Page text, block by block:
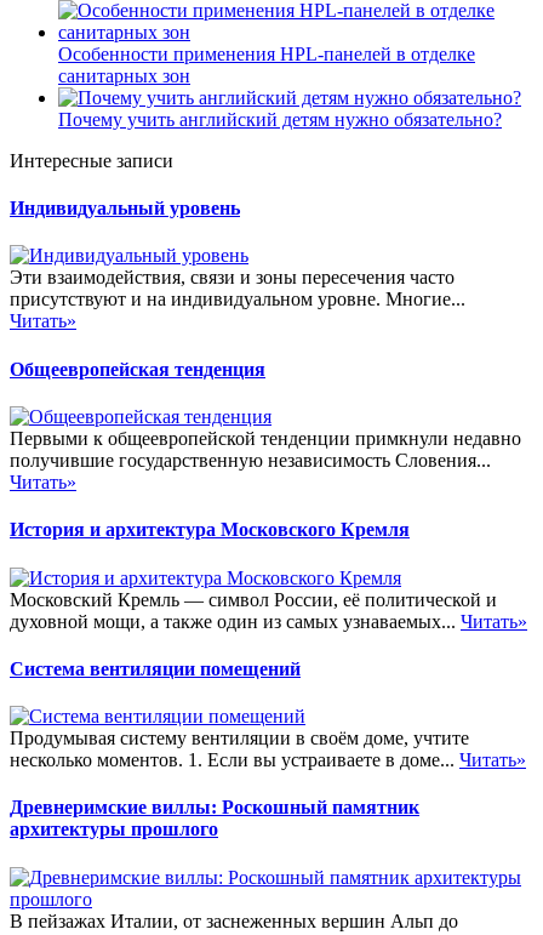
Особенности применения HPL-панелей в отделке
санитарных зон
Почему учить английский детям нужно обязательно?
Интересные записи
Индивидуальный уровень
Эти взаимодействия, связи и зоны пересечения часто
присутствуют и на индивидуальном уровне. Многие...
Читать»
Общеевропейская тенденция
Первыми к общеевропейской тенденции примкнули недавно
получившие государственную независимость Словения...
Читать»
История и архитектура Московского Кремля
Московский Кремль — символ России, её политической и
духовной мощи, а также один из самых узнаваемых... Читать»
Система вентиляции помещений
Продумывая систему вентиляции в своём доме, учтите
несколько моментов. 1. Если вы устраиваете в доме... Читать»
Древнеримские виллы: Роскошный памятник
архитектуры прошлого
В пейзажах Италии, от заснеженных вершин Альп до